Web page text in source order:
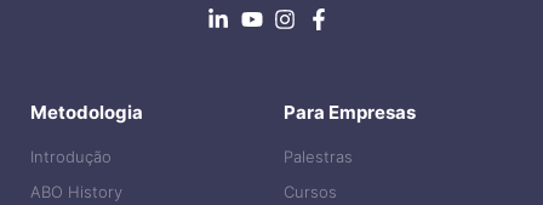
Metodologia
Introdução
ABO History
Para Empresas
Palestras
Cursos